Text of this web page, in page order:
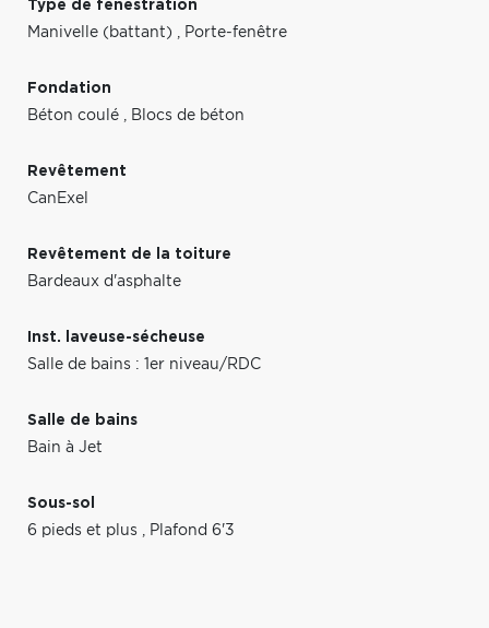
Type de fenestration
Manivelle (battant) , Porte-fenêtre
Fondation
Béton coulé , Blocs de béton
Revêtement
CanExel
Revêtement de la toiture
Bardeaux d'asphalte
Inst. laveuse-sécheuse
Salle de bains : 1er niveau/RDC
Salle de bains
Bain à Jet
Sous-sol
6 pieds et plus , Plafond 6'3